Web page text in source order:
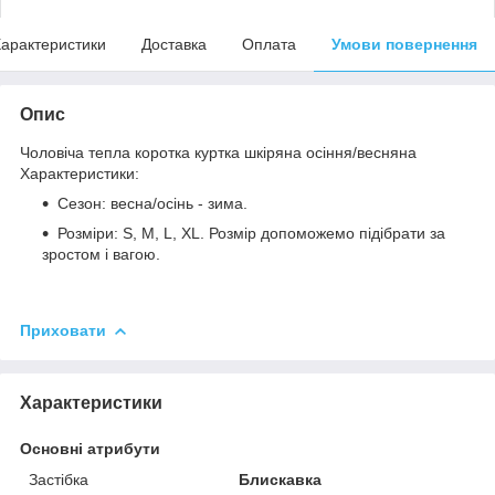
Доставка Оплата Умови повернення
Опис
Чоловіча тепла коротка куртка шкіряна осіння/весняна
Характеристики:
Сезон: весна/осінь - зима.
Розміри: S, M, L, XL. Розмір допоможемо підібрати за
зростом і вагою.
Приховати
Характеристики
Основні атрибути
Застібка
Блискавка